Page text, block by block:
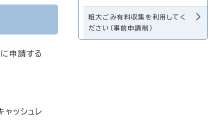
申請する
ッシュレ
粗大ごみ有料収集を利用してく
ださい（事前申請制）